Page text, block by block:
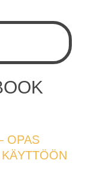
OPAS